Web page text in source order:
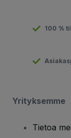
100 %
Yrityksemme
Tietoa